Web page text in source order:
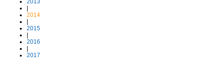
2013
2014
2015
2016
2017